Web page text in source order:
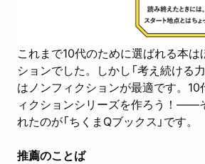
これまで10代のために選ばれる本は
ションでした。しかし「考え続ける
はノンフィクションが最適です。10
ィクションシリーズを作ろう！――
れたのが「ちくまQブックス」です。
推薦のことば